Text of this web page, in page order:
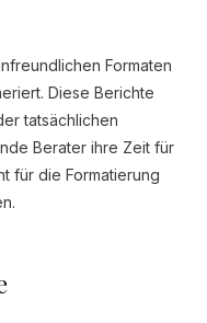
Formaten
Diese Berichte
tatsächlichen
Berater ihre Zeit für
für die Formatierung